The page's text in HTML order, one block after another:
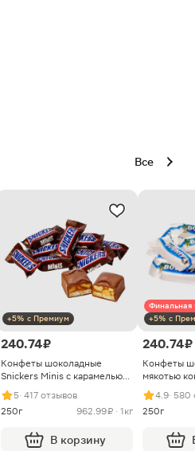
Все
+5% с Премиум
240.74 ₽
Конфеты шоколадные
Snickers Minis с карамелью
арахисом и нугой
5· 417 отзывов
250г
962.99 ₽ · 1кг
В корзину
Финальная
+5% с
240.74 ₽
Конфеты
мякотью
4.9· 580
250г